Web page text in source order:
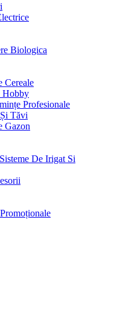
Biologica
Cereale
Hobby
Profesionale
Tăvi
Gazon
Sisteme De Irigat Si